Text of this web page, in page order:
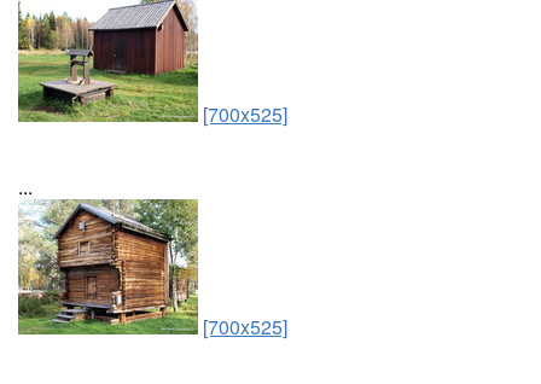
[700x525]
...
[700x525]